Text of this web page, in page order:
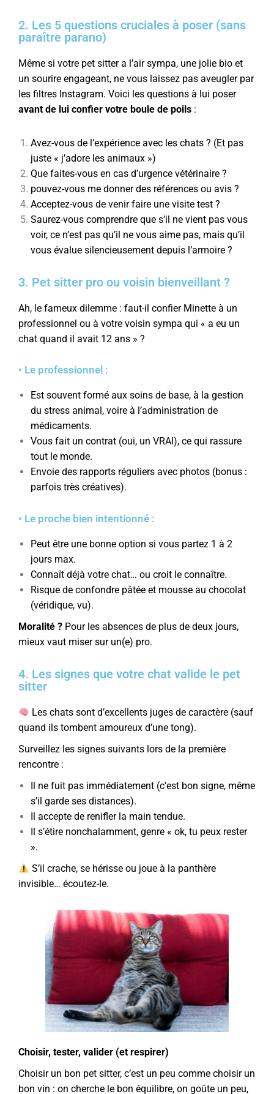
2. Les 5 questions cruciales à poser (sans
paraître parano)
Même si votre pet sitter a l’air sympa, une jolie bio et
un sourire engageant, ne vous laissez pas aveugler par
les filtres Instagram. Voici les questions à lui poser
avant de lui confier votre boule de poils :
Avez-vous de l’expérience avec les chats ? (Et pas
juste « j’adore les animaux »)
Que faites-vous en cas d’urgence vétérinaire ?
pouvez-vous me donner des références ou avis ?
Acceptez-vous de venir faire une visite test ?
Saurez-vous comprendre que s’il ne vient pas vous
voir, ce n’est pas qu’il ne vous aime pas, mais qu’il
vous évalue silencieusement depuis l’armoire ?
3. Pet sitter pro ou voisin bienveillant ?
Ah, le fameux dilemme : faut-il confier Minette à un
professionnel ou à votre voisin sympa qui « a eu un
chat quand il avait 12 ans » ?
• Le professionnel :
Est souvent formé aux soins de base, à la gestion
du stress animal, voire à l’administration de
médicaments.
Vous fait un contrat (oui, un VRAI), ce qui rassure
tout le monde.
Envoie des rapports réguliers avec photos (bonus :
parfois très créatives).
• Le proche bien intentionné :
Peut être une bonne option si vous partez 1 à 2
jours max.
Connaît déjà votre chat… ou croit le connaître.
Risque de confondre pâtée et mousse au chocolat
(véridique, vu).
Moralité ? Pour les absences de plus de deux jours,
mieux vaut miser sur un(e) pro.
4. Les signes que votre chat valide le pet
sitter
Les chats sont d’excellents juges de caractère (sauf
quand ils tombent amoureux d’une tong).
Surveillez les signes suivants lors de la première
rencontre :
Il ne fuit pas immédiatement (c’est bon signe, même
s’il garde ses distances).
Il accepte de renifler la main tendue.
Il s’étire nonchalamment, genre « ok, tu peux rester
».
S’il crache, se hérisse ou joue à la panthère
invisible… écoutez-le.
Choisir, tester, valider (et respirer)
Choisir un bon pet sitter, c’est un peu comme choisir un
bon vin : on cherche le bon équilibre, on goûte un peu,